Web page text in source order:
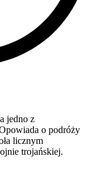
jedno z
o podróży
licznym
trojańskiej.